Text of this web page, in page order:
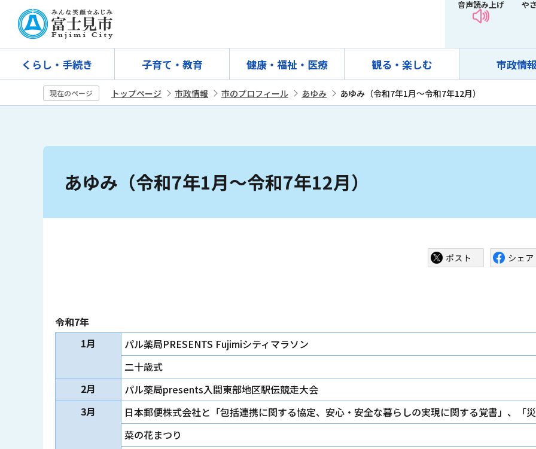
先
音声読み上げ や
くらし・手続き 子育て・教育 健康・福祉・医療 観る・楽しむ 市政情
現在のページ トップページ 市政情報 市のプロフィール あゆみ あゆみ（令和7年1月～令和7年12月）
あゆみ（令和7年1月～令和7年12月）
令和7年
1月
パル薬局PRESENTS Fujimiシティマラソン
二十歳式
2月
パル薬局presents入間東部地区駅伝競走大会
3月
日本郵便株式会社と「包括連携に関する協定、安心・安全な暮らしの実現に関する覚書」、「
菜の花まつり